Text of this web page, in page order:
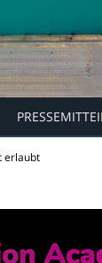
erlaubt